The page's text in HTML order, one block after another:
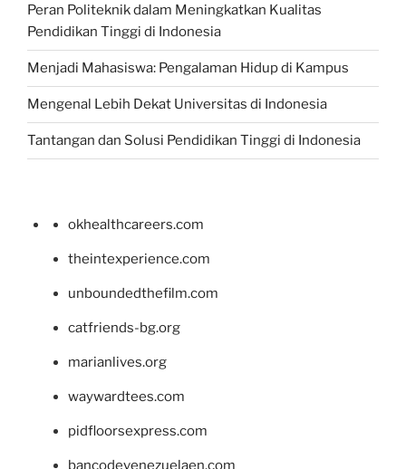
Peran Politeknik dalam Meningkatkan Kualitas
Pendidikan Tinggi di Indonesia
Menjadi Mahasiswa: Pengalaman Hidup di Kampus
Mengenal Lebih Dekat Universitas di Indonesia
Tantangan dan Solusi Pendidikan Tinggi di Indonesia
okhealthcareers.com
theintexperience.com
unboundedthefilm.com
catfriends-bg.org
marianlives.org
waywardtees.com
pidfloorsexpress.com
bancodevenezuelaen.com